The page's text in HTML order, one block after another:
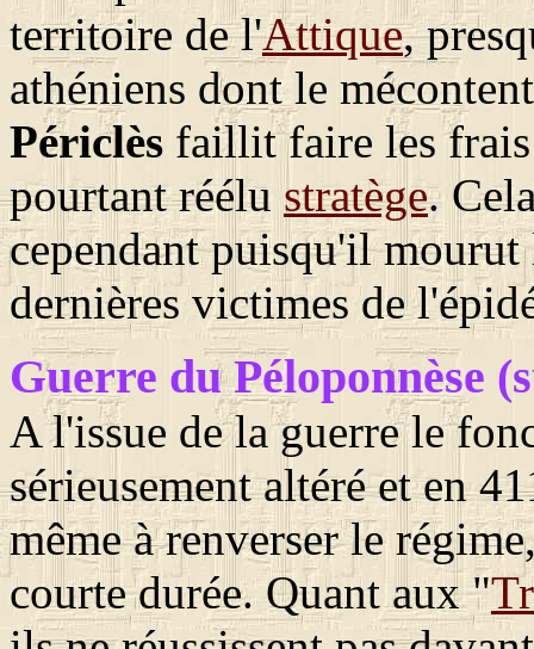
territoire de l'Attique,
athéniens dont le
Périclès faillit faire les frais
pourtant réélu stratège.
cependant puisqu'il mourut
dernières victimes de
Guerre du Péloponnèse
A l'issue de la guerre le
sérieusement altéré et en
même à renverser le
courte durée. Quant aux "